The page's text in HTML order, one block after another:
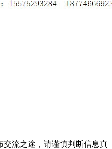
流之途，请谨慎判断信息真